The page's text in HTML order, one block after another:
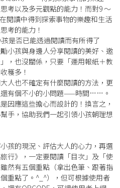
考以及多元觀點的能力！而對9 ～
閱讀中得到探索事物的樂趣和生活
考的能力！
是否已能透過閱讀而有所得了
小孩與身邊人分享閱讀的美好、邀
，也沒關係，只要「運用報紙＋教
穫多！
也不確定有什麼閱讀的方法，更
還有個不小的小問題——時間……。
因應這些擔心而設計的！換言之，
手，協助我們一起引領小孩朝理想
的現況、評估大人的心力，再選
行》，一定要閱讀「目次」及「使
然有五個重點（拿出色筆、跟著指
重點了。^_^），但可根據使用者